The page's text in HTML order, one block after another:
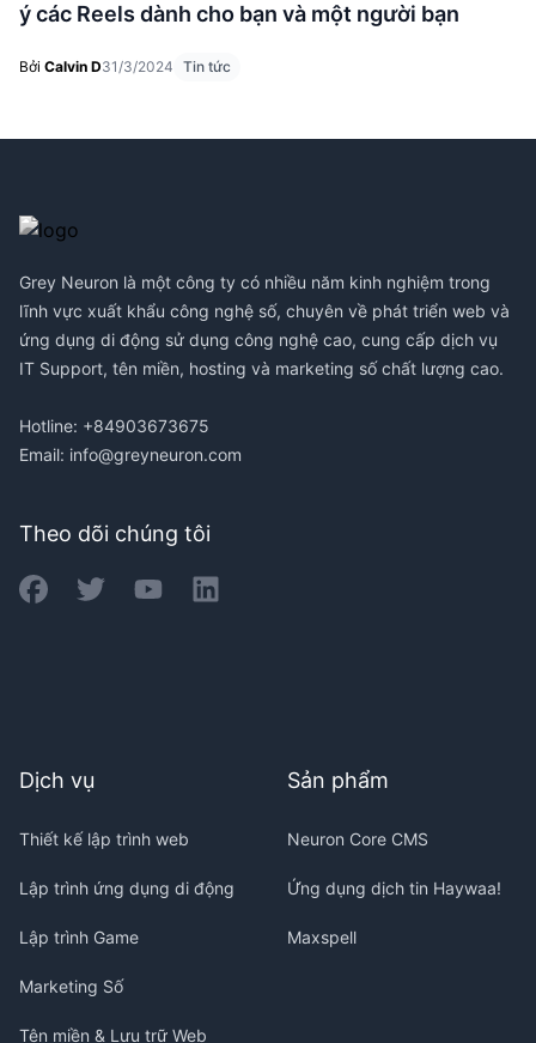
ý các Reels dành cho bạn và một người bạn
Bởi Calvin D31/3/2024 Tin tức
Grey Neuron là một công ty có nhiều năm kinh nghiệm trong
lĩnh vực xuất khẩu công nghệ số, chuyên về phát triển web và
ứng dụng di động sử dụng công nghệ cao, cung cấp dịch vụ
IT Support, tên miền, hosting và marketing số chất lượng cao.
Hotline: +84903673675
Email: info@greyneuron.com
Theo dõi chúng tôi
Dịch vụ
Thiết kế lập trình web
Lập trình ứng dụng di động
Lập trình Game
Marketing Số
Tên miền & Lưu trữ Web
Sản phẩm
Neuron Core CMS
Ứng dụng dịch tin Haywaa!
Maxspell